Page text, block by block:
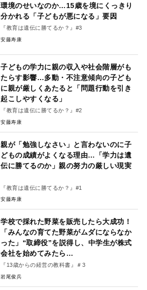
環境のせいなのか…15歳を境にくっきり
分かれる「子どもが悪になる」要因
『教育は遺伝に勝てるか？』#3
安藤寿康
子どもの学力に親の収入や社会階層がも
たらす影響…多動・不注意傾向の子ども
に親が厳しくあたると「問題行動を引き
起こしやすくなる」
『教育は遺伝に勝てるか？』#2
安藤寿康
親が「勉強しなさい」と言わないのに子
どもの成績がよくなる理由…「学力は遺
伝に勝てるのか」親の努力の厳しい現実
『教育は遺伝に勝てるか？』#1
安藤寿康
学校で採れた野菜を販売したら大成功！
「みんなの育てた野菜がムダにならなか
った」“取締役”を説得し、中学生が株式
会社を始めてみたら…
『13歳からの経営の教科書』＃3
岩尾俊兵